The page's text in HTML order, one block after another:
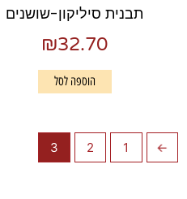
תבנית סיליקון-שושנים
₪32.70
הוספה לסל
→
1
2
3